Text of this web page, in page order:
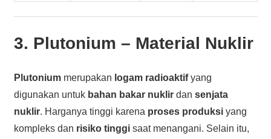
3. Plutonium – Material Nuklir
Plutoniummerupakan logam radioaktifyang
digunakan untuk bahan bakar nuklirdan senjata
nuklir. Harganya tinggi karena proses produksiyang
kompleks dan risiko tinggisaat menangani. Selain itu,